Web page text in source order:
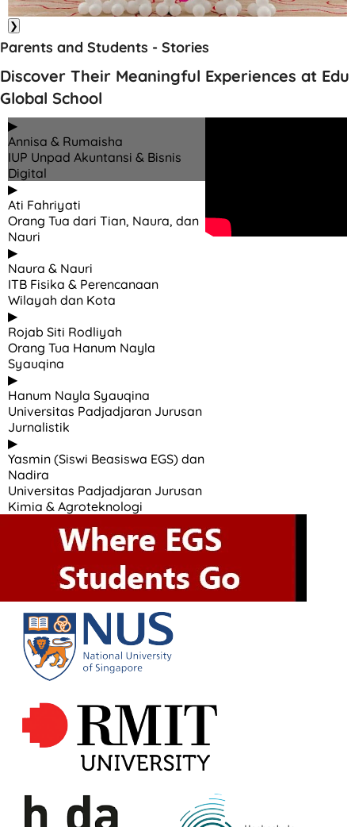
❯
Parents and Students - Stories
Discover Their Meaningful Experiences at Edu
Global School
▶
Annisa & Rumaisha
IUP Unpad Akuntansi & Bisnis
Digital
▶
Ati Fahriyati
Orang Tua dari Tian, Naura, dan
Nauri
▶
Naura & Nauri
ITB Fisika & Perencanaan
Wilayah dan Kota
▶
Rojab Siti Rodliyah
Orang Tua Hanum Nayla
Syauqina
▶
Hanum Nayla Syauqina
Universitas Padjadjaran Jurusan
Jurnalistik
▶
Yasmin (Siswi Beasiswa EGS) dan
Nadira
Universitas Padjadjaran Jurusan
Kimia & Agroteknologi